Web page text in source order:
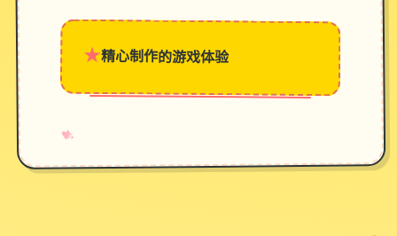
★精心制作的游戏体验
♥
✧
→